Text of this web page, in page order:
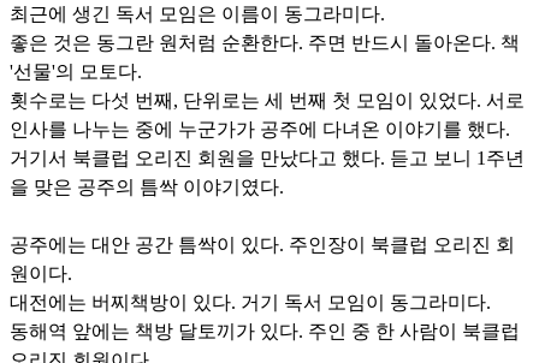
최근에 생긴 독서 모임은 이름이 동그라미다.
좋은 것은 동그란 원처럼 순환한다. 주면 반드시 돌아온다. 책
'선물'의 모토다.
횟수로는 다섯 번째, 단위로는 세 번째 첫 모임이 있었다. 서로
인사를 나누는 중에 누군가가 공주에 다녀온 이야기를 했다.
거기서 북클럽 오리진 회원을 만났다고 했다. 듣고 보니 1주년
을 맞은 공주의 틈싹 이야기였다.
공주에는 대안 공간 틈싹이 있다. 주인장이 북클럽 오리진 회
원이다.
대전에는 버찌책방이 있다. 거기 독서 모임이 동그라미다.
동해역 앞에는 책방 달토끼가 있다. 주인 중 한 사람이 북클럽